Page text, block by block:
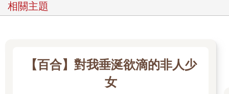
不停地繞圈圈。
為了保持冷靜，我得找點事情做，相信打字能讓我好一點。
飯店的服務真好，飯店像我的家，我要一輩子一輩子待在這。
相關主題
【百合】對我垂涎欲滴的非人少
女